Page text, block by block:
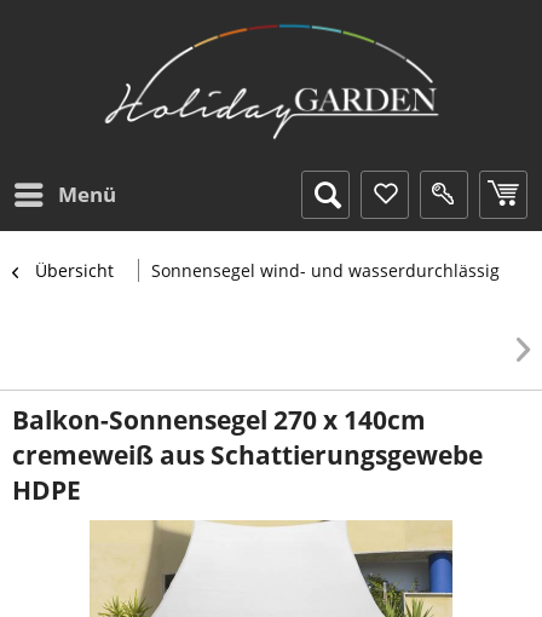
Menü
Übersicht Sonnensegel wind- und wasserdurchlässig
Balkon-Sonnensegel 270 x 140cm
cremeweiß aus Schattierungsgewebe
HDPE